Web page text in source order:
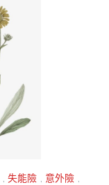
, 失能險 , 意外險 ,